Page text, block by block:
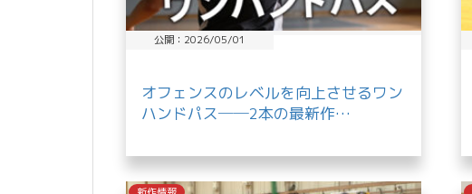
公開：2026/05/01
オフェンスのレベルを向上させるワン
ハンドパス──2本の最新作…